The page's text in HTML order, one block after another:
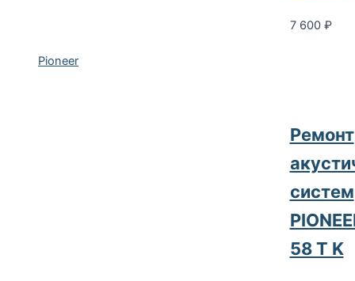
Pioneer
7 600 ₽
Pемонт
систем
58 T K